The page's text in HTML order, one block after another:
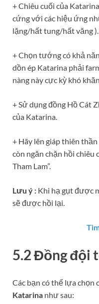
+ Chiêu cuối của
cứng với các hiệu ứng
lặng/hất tung/hất văng ).
+ Chọn tướng có khả
dồn ép Katarina phải
nàng này cực kỳ khó khăn.
+ Sử dụng đồng Hồ Cát
của Katarina.
+ Hãy lên giáp thiên
còn ngăn chặn hồi chiêu
Tham Lam”.
Lưu ý : Khi hạ gụt được
sẽ được hồi lại.
5.2 Đồng đội
Các bạn có thể lựa
Katarina như sau: